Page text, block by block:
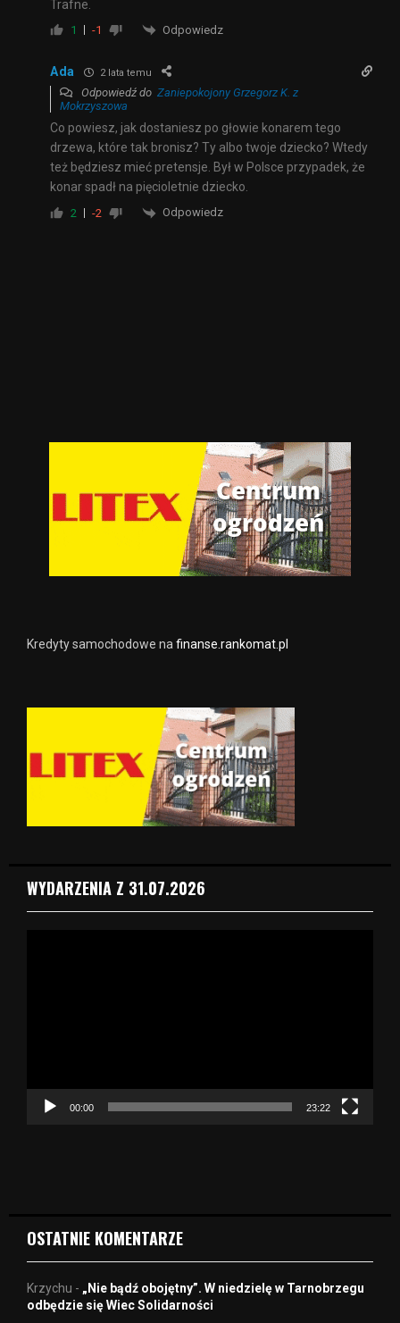
Trafne.
1 -1 Odpowiedz
Ada 2 lata temu
Odpowiedź do Zaniepokojony Grzegorz K. z
Mokrzyszowa
Co powiesz, jak dostaniesz po głowie konarem tego
drzewa, które tak bronisz? Ty albo twoje dziecko? Wtedy
też będziesz mieć pretensje. Był w Polsce przypadek, że
konar spadł na pięcioletnie dziecko.
2 -2 Odpowiedz
Kredyty samochodowe na finanse.rankomat.pl
WYDARZENIA Z 31.07.2026
c
00:00 23:22
OSTATNIE KOMENTARZE
Krzychu - „Nie bądź obojętny”. W niedzielę w Tarnobrzegu
odbędzie się Wiec Solidarności